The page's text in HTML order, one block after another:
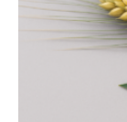
2050
bislang der
bringt
Bodenerosion,